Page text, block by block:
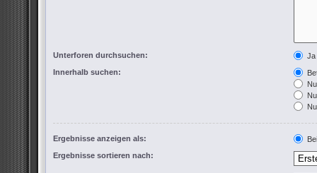
Unterforen durchsuchen:
Ja
Innerhalb suchen:
Ergebnisse anzeigen als:
Ergebnisse sortieren nach: